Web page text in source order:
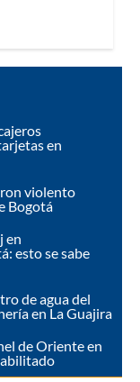
en
violento
Bogotá
en
esto se sabe
de agua del
en La Guajira
de Oriente en